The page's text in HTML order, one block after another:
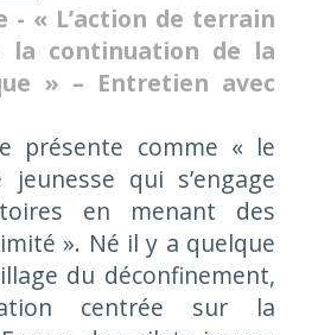
- « L’action de terrain
la continuation de la
» – Entretien avec
présente comme « le
qui s’engage
en menant des
». Né il y a quelque
du déconfinement,
centrée sur la